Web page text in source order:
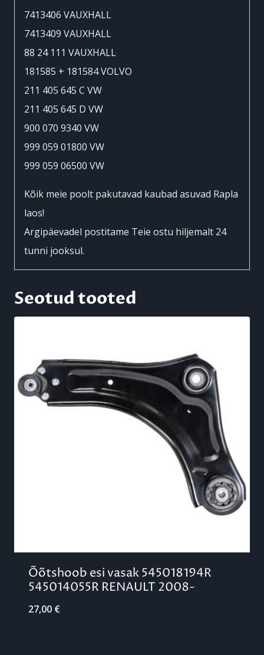
7413406 VAUXHALL
7413409 VAUXHALL
88 24 111 VAUXHALL
181585 + 181584 VOLVO
211 405 645 C VW
211 405 645 D VW
900 070 9340 VW
999 059 01800 VW
999 059 06500 VW
Kõik meie poolt pakutavad kaubad asuvad Rapla
laos!
Argipäevadel postitame Teie ostu hiljemalt 24
tunni jooksul.
Seotud tooted
Õõtshoob esi vasak 545018194R
545014055R RENAULT 2008-
27,00 €